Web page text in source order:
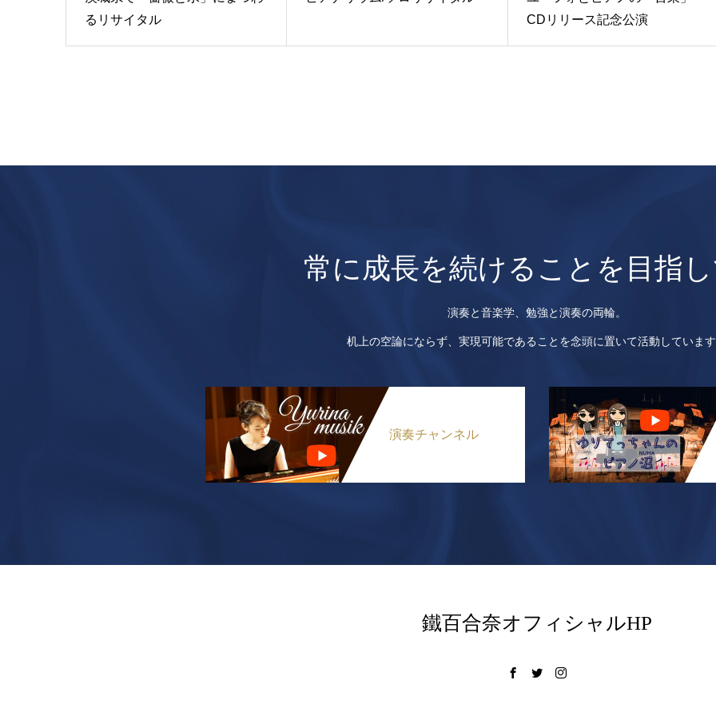
るリサイタル
CDリリース記念公演
常に成長を続けることを目指
演奏と音楽学、勉強と演奏の両輪。
机上の空論にならず、実現可能であることを念頭に置いて活動していま
演奏チャンネル
鐵百合奈オフィシャルHP